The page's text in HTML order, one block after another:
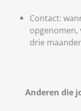
Contact:
opgenomen,
drie
Anderen die